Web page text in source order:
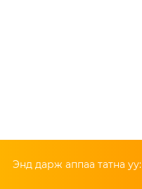
Энд дарж аппаа татна уу: